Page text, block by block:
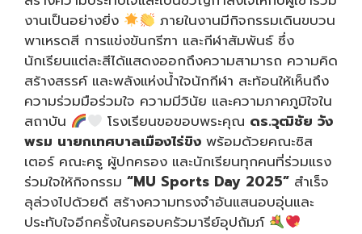
งานเป็นอย่างยิ่ง
ภายในงานมีกิจกรรมเดินขบวน
พาเหรดสี การแข่งขันกรีฑา และกีฬาสัมพันธ์ ซึ่ง
นักเรียนแต่ละสีได้แสดงออกถึงความสามารถ ความคิด
สร้างสรรค์ และพลังแห่งน้ำใจนักกีฬา สะท้อนให้เห็นถึง
ความร่วมมือร่วมใจ ความมีวินัย และความภาคภูมิใจใน
สถาบัน
โรงเรียนขอขอบพระคุณ ดร.วุฒิชัย วัง
พรม นายกเทศบาลเมืองไร่ขิง พร้อมด้วยคณะซิส
เตอร์ คณะครู ผู้ปกครอง และนักเรียนทุกคนที่ร่วมแรง
ร่วมใจให้กิจกรรม “MU Sports Day 2025” สำเร็จ
ลุล่วงไปด้วยดี สร้างความทรงจำอันแสนอบอุ่นและ
ประทับใจอีกครั้งในครอบครัวมารีย์อุปถัมภ์